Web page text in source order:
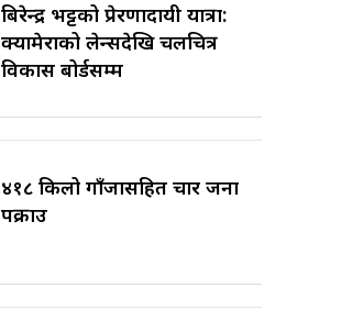
बिरेन्द्र भट्टको प्रेरणादायी यात्रा:
क्यामेराको लेन्सदेखि चलचित्र
विकास बोर्डसम्म
४१८ किलो गाँजासहित चार जना
पक्राउ